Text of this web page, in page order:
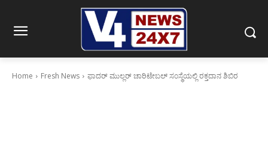
Home Fresh News ಫಾದರ್ ಮುಲ್ಲರ್ ಚಾರಿಟೇಬಲ್ ಸಂಸ್ಥೆಯಲ್ಲಿ ರಕ್ತದಾನ ಶಿಬಿರ